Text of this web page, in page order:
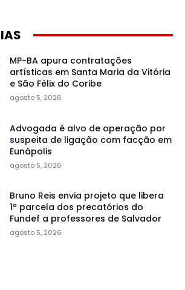
MP-BA apura contratações
artísticas em Santa Maria da Vitória
e São Félix do Coribe
agosto 5, 2026
Advogada é alvo de operação por
suspeita de ligação com facção em
Eunápolis
agosto 5, 2026
Bruno Reis envia projeto que libera
1ª parcela dos precatórios do
Fundef a professores de Salvador
agosto 5, 2026